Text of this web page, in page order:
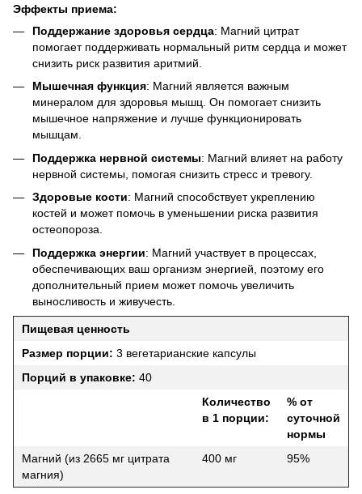
Эффекты приема:
Поддержание здоровья сердца: Магний цитрат
помогает поддерживать нормальный ритм сердца и может
снизить риск развития аритмий.
Мышечная функция: Магний является важным
минералом для здоровья мышц. Он помогает снизить
мышечное напряжение и лучше функционировать
мышцам.
Поддержка нервной системы: Магний влияет на работу
нервной системы, помогая снизить стресс и тревогу.
Здоровые кости: Магний способствует укреплению
костей и может помочь в уменьшении риска развития
остеопороза.
Поддержка энергии: Магний участвует в процессах,
обеспечивающих ваш организм энергией, поэтому его
дополнительный прием может помочь увеличить
выносливость и живучесть.
Пищевая ценность
Размер порции: 3 вегетарианские капсулы
Порций в упаковке: 40
Количество
в 1 порции:
% от
суточной
нормы
Магний (из 2665 мг цитрата
магния)
400 мг 95%